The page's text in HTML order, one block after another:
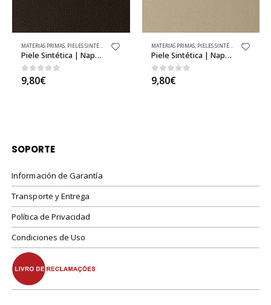
,PIELES SINTÉTICAS BÁSICAS,TEJIDOS
MATERIAS PRIMAS, PIELES SINTÉTICAS / NAPA / CUERO SINTÉTICO ,PIELES SINTÉTICAS BÁSICAS,TEJIDOS
Piele Sintética | Napa Toffee al Metro
0out of 5
9,80€
MATERIAS PRIMAS, PIELES SINTÉTICAS / NAPA / CUERO SINTÉTICO
Piele Sintética | Napa Azul Oscuro al Metro
0out of 5
9,80€
SOPORTE
Información de Garantía
Transporte y Entrega
Política de Privacidad
Condiciones de Uso